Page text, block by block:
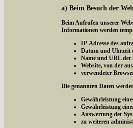
a) Beim Besuch der
Beim Aufrufen unserer
Informationen werden
IP-Adresse des
Datum und Uhrzeit
Name und URL der
Website, von der
verwendeter
Die genannten Daten
Gewährleistung
Gewährleistung
Auswertung der
zu weiteren